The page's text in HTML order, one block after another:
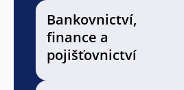
Bankovnictví,
finance a
pojišťovnictví